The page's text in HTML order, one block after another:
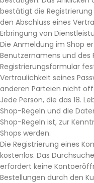
bestätigt die
den Abschluss eines
Erbringung von
Die Anmeldung im Shop
Benutzernamens und des
Registrierungsformular
Vertraulichkeit seines
anderen Parteien nicht
Jede Person, die das 18.
Shop-Regeln und die
Shop-Regeln ist, zur
Shops werden.
Die Registrierung eines
kostenlos. Das
erfordert keine
Bestellungen durch den